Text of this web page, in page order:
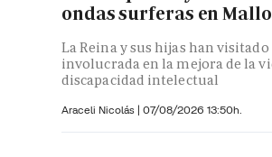
ondas surferas en
La Reina y sus hijas han
involucrada en la mejora de la
discapacidad intelectual
Araceli Nicolás | 07/08/2026 13:50h.